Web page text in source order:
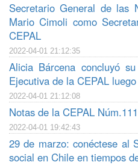
Secretario General de las
Mario Cimoli como
CEPAL
2022-04-01 21:12:35
Alicia Bárcena concluyó
Ejecutiva de la CEPAL
2022-04-01 21:12:08
Notas de la CEPAL Núm.111
2022-04-01 19:42:43
29 de marzo: conéctese al
social en Chile en tiempos